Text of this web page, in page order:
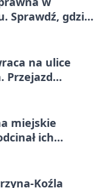
Sprawdź, gdzie
na ulice
Przejazd
miejskie
ich
Koźla